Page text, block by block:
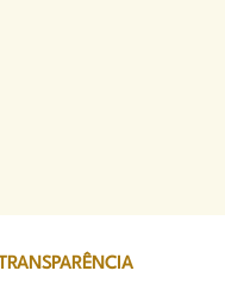
TRANSPARÊNCIA